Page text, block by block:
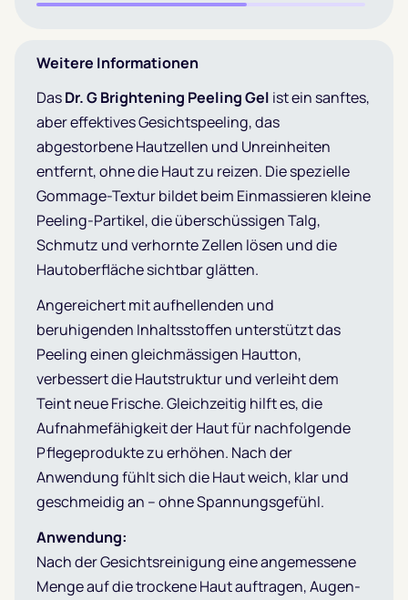
Weitere Informationen
DasDr. G Brightening Peeling Gel ist ein sanftes,
aber effektives Gesichtspeeling, das
abgestorbene Hautzellen und Unreinheiten
entfernt, ohne die Haut zu reizen. Die spezielle
Gommage-Textur bildet beim Einmassieren kleine
Peeling-Partikel, die überschüssigen Talg,
Schmutz und verhornte Zellen lösen und die
Hautoberfläche sichtbar glätten.
Angereichert mit aufhellenden und
beruhigenden Inhaltsstoffen unterstützt das
Peeling einen gleichmässigen Hautton,
verbessert die Hautstruktur und verleiht dem
Teint neue Frische. Gleichzeitig hilft es, die
Aufnahmefähigkeit der Haut für nachfolgende
Pflegeprodukte zu erhöhen. Nach der
Anwendung fühlt sich die Haut weich, klar und
geschmeidig an – ohne Spannungsgefühl.
Anwendung:
Nach der Gesichtsreinigung eine angemessene
Menge auf die trockene Haut auftragen, Augen-